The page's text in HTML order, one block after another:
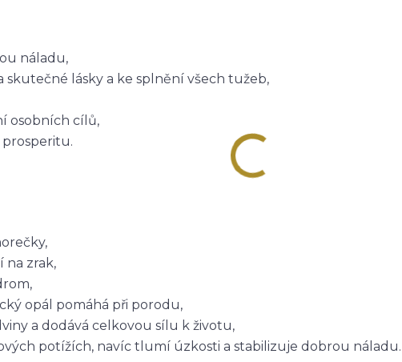
náladu,
skutečné lásky a ke splnění všech tužeb,
osobních cílů,
prosperitu.
na zrak,
opál pomáhá při porodu,
a dodává celkovou sílu k životu,
potížích, navíc tlumí úzkosti a stabilizuje dobrou náladu.